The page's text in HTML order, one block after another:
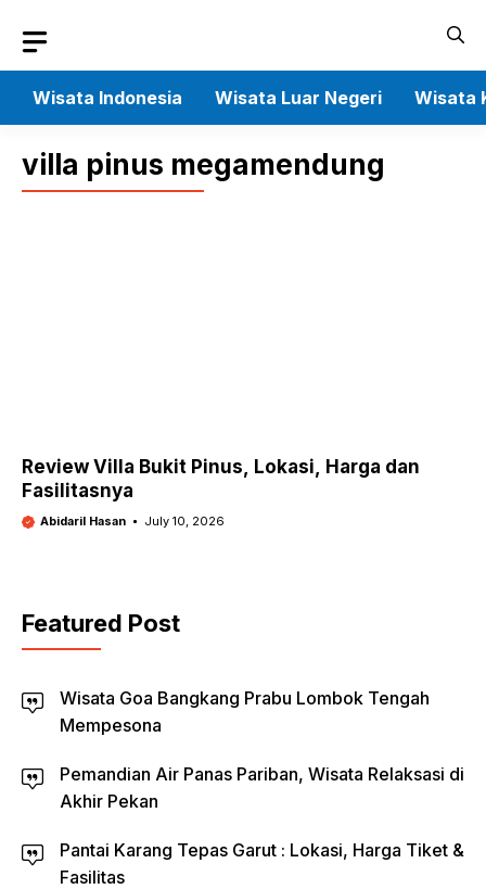
content
Wisata Indonesia
Wisata Luar Negeri Wisata
villa pinus megamendung
Review Villa Bukit Pinus, Lokasi, Harga dan
Fasilitasnya
Abidaril Hasan July 10, 2026
Featured Post
Wisata Goa Bangkang Prabu Lombok Tengah
Mempesona
Pemandian Air Panas Pariban, Wisata Relaksasi di
Akhir Pekan
Pantai Karang Tepas Garut : Lokasi, Harga Tiket &
Fasilitas